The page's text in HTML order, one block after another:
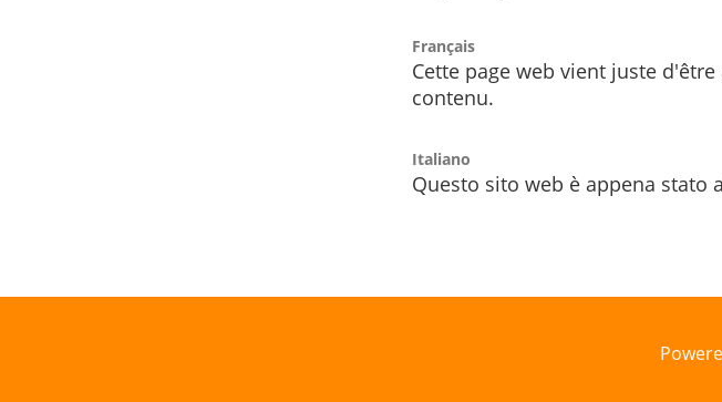
Français
Cette page web vient juste
contenu.
Italiano
Questo sito web è appena stato